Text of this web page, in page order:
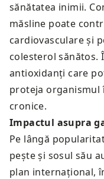
sănătatea inimii.
măsline poate
cardiovasculare și
colesterol sănătos.
antioxidanți care
proteja
cronice.
Impactul asupra
Pe lângă
pește și sosul său
plan internațional,